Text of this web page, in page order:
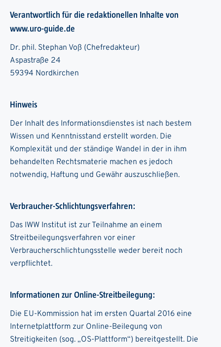
Verantwortlich für die redaktionellen Inhalte von
www.uro-guide.de
Dr. phil. Stephan Voß (Chefredakteur)
Aspastraße 24
59394 Nordkirchen
Hinweis
Der Inhalt des Informationsdienstes ist nach bestem
Wissen und Kenntnisstand erstellt worden. Die
Komplexität und der ständige Wandel in der in ihm
behandelten Rechtsmaterie machen es jedoch
notwendig, Haftung und Gewähr auszuschließen.
Verbraucher-Schlichtungsverfahren:
Das IWW Institut ist zur Teilnahme an einem
Streitbeilegungsverfahren vor einer
Verbraucherschlichtungsstelle weder bereit noch
verpflichtet.
Informationen zur Online-Streitbeilegung:
Die EU-Kommission hat im ersten Quartal 2016 eine
Internetplattform zur Online-Beilegung von
Streitigkeiten (sog. „OS-Plattform“) bereitgestellt. Die